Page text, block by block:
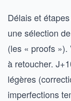
Délais et
une sélection
(les « proofs
à retoucher.
légères
imperfections